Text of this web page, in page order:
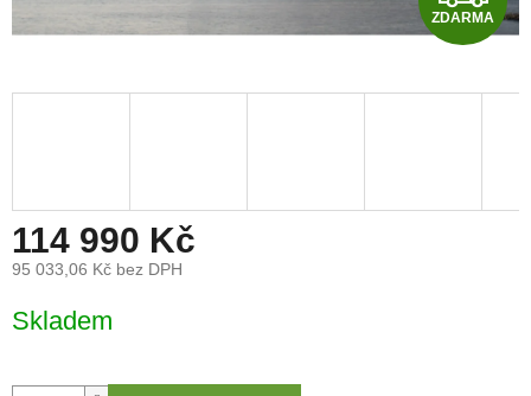
D
A
ZDARMA
114 990 Kč
95 033,06 Kč bez DPH
cena:
Skladem